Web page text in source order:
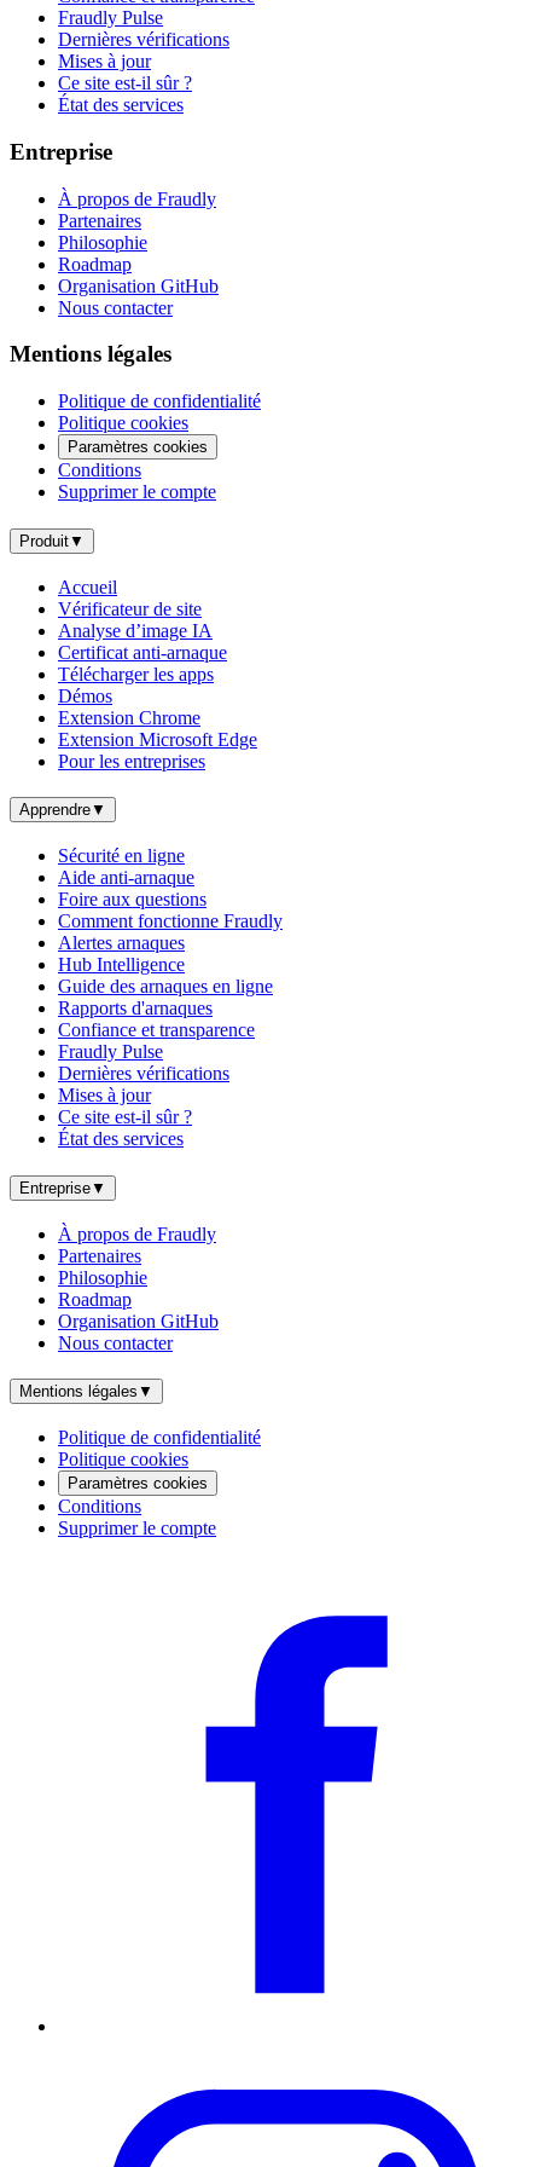
Fraudly Pulse
Dernières vérifications
Mises à jour
Ce site est-il sûr ?
État des services
Entreprise
À propos de Fraudly
Partenaires
Philosophie
Roadmap
Organisation GitHub
Nous contacter
Mentions légales
Politique de confidentialité
Politique cookies
Paramètres cookies
Conditions
Supprimer le compte
Produit▼
Accueil
Vérificateur de site
Analyse d’image IA
Certificat anti-arnaque
Télécharger les apps
Démos
Extension Chrome
Extension Microsoft Edge
Pour les entreprises
Apprendre▼
Sécurité en ligne
Aide anti-arnaque
Foire aux questions
Comment fonctionne Fraudly
Alertes arnaques
Hub Intelligence
Guide des arnaques en ligne
Rapports d'arnaques
Confiance et transparence
Fraudly Pulse
Dernières vérifications
Mises à jour
Ce site est-il sûr ?
État des services
Entreprise▼
À propos de Fraudly
Partenaires
Philosophie
Roadmap
Organisation GitHub
Nous contacter
Mentions légales ▼
Politique de confidentialité
Politique cookies
Paramètres cookies
Conditions
Supprimer le compte